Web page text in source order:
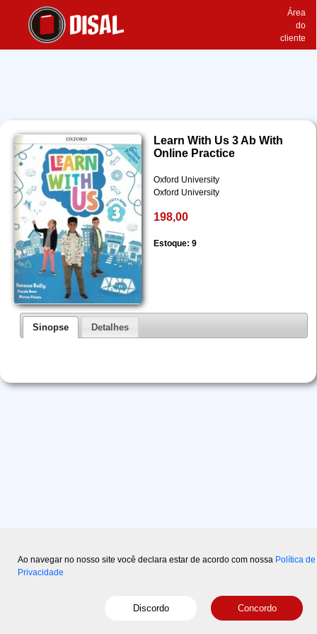
Área
do
cliente
Learn With Us 3 Ab With
Online Practice
Oxford University
Oxford University
198,00
Estoque: 9
Sinopse Detalhes
Ao navegar no nosso site você declara estar de acordo com nossa Política de
Privacidade